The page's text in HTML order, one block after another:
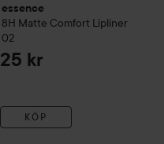
essence
8H Matte Comfort Lipliner
02
25 kr
KÖP